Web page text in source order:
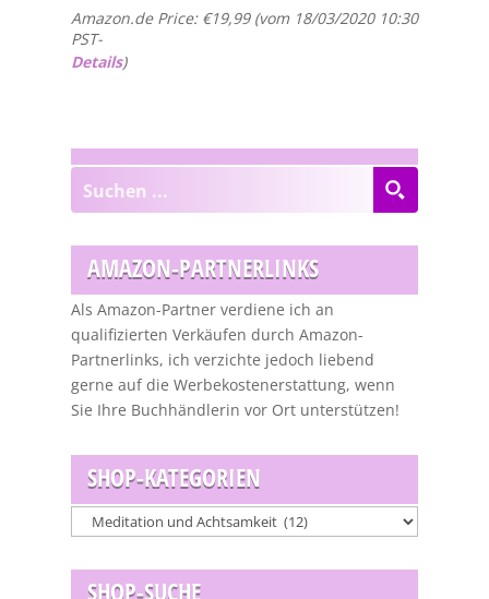
Amazon.de Price: €19,99(vom 18/03/2020 10:30
PST-
Details)
AMAZON-PARTNERLINKS
Als Amazon-Partner verdiene ich an
qualifizierten Verkäufen durch Amazon-
Partnerlinks, ich verzichte jedoch liebend
gerne auf die Werbekostenerstattung, wenn
Sie Ihre Buchhändlerin vor Ort unterstützen!
SHOP-KATEGORIEN
SHOP-SUCHE